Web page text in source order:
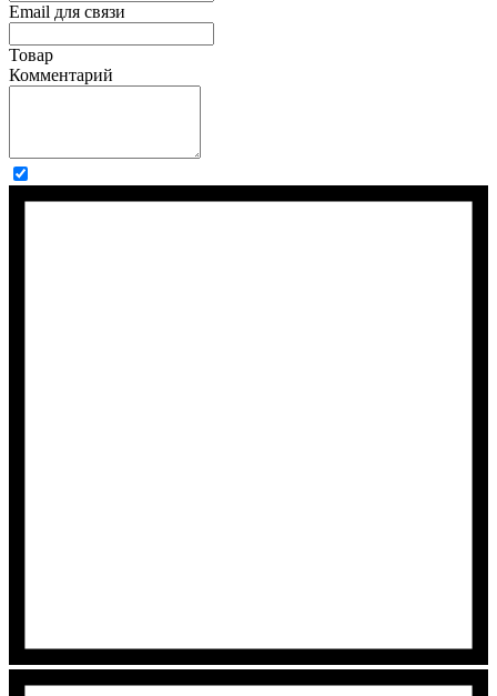
Email для связи
Товар
Комментарий